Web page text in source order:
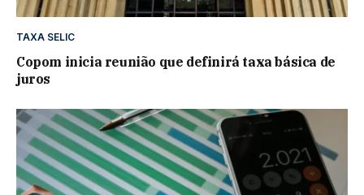
TAXA SELIC
Copom inicia reunião que definirá taxa básica de
juros